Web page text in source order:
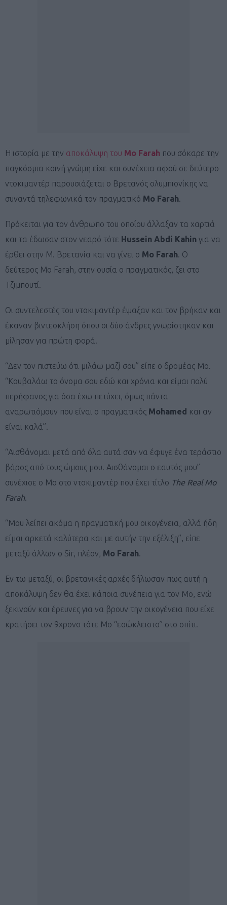
Η ιστορία με την αποκάλυψη του Mo Farah που σόκαρε την
παγκόσμια κοινή γνώμη είχε και συνέχεια αφού σε δεύτερο
ντοκιμαντέρ παρουσιάζεται ο Βρετανός ολυμπιονίκης να
συναντά τηλεφωνικά τον πραγματικό Mo Farah.
Πρόκειται για τον άνθρωπο του οποίου άλλαξαν τα χαρτιά
και τα έδωσαν στον νεαρό τότε Hussein Abdi Kahin για να
έρθει στην Μ. Βρετανία και να γίνει ο Mo Farah. Ο
δεύτερος Mo Farah, στην ουσία ο πραγματικός, ζει στο
Τζιμπουτί.
Οι συντελεστές του ντοκιμαντέρ έψαξαν και τον βρήκαν και
έκαναν βιντεοκλήση όπου οι δύο άνδρες γνωρίστηκαν και
μίλησαν για πρώτη φορά.
“Δεν τον πιστεύω ότι μιλάω μαζί σου” είπε ο δρομέας Μο.
“Κουβαλάω το όνομα σου εδώ και χρόνια και είμαι πολύ
περήφανος για όσα έχω πετύχει, όμως πάντα
αναρωτιόμουν που είναι ο πραγματικός Mohamed και αν
είναι καλά”.
“Αισθάνομαι μετά από όλα αυτά σαν να έφυγε ένα τεράστιο
βάρος από τους ώμους μου. Αισθάνομαι ο εαυτός μου”
συνέχισε ο Μο στο ντοκιμαντέρ που έχει τίτλο The Real Mo
Farah.
“Μου λείπει ακόμα η πραγματική μου οικογένεια, αλλά ήδη
είμαι αρκετά καλύτερα και με αυτήν την εξέλιξη”, είπε
μεταξύ άλλων ο Sir, πλέον, Mo Farah.
Εν τω μεταξύ, οι βρετανικές αρχές δήλωσαν πως αυτή η
αποκάλυψη δεν θα έχει κάποια συνέπεια για τον Mo, ενώ
ξεκινούν και έρευνες για να βρουν την οικογένεια που είχε
κρατήσει τον 9χρονο τότε Mo “εσώκλειστο” στο σπίτι.